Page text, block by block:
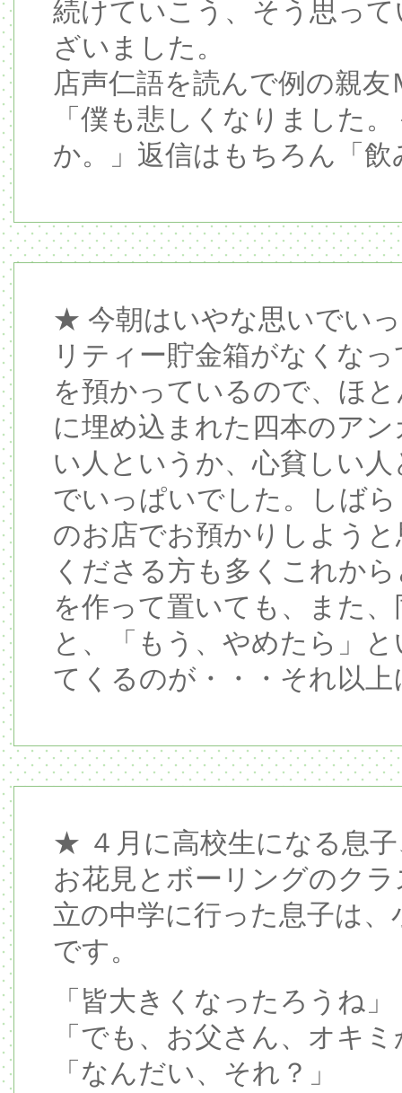
続けていこう、そう思っ
ざいました。
店声仁語を読んで例の親
「僕も悲しくなりました
か。」返信はもちろん「
★ 今朝はいやな思いでい
リティー貯金箱がなくな
を預かっているので、ほ
に埋め込まれた四本のア
い人というか、心貧しい
でいっぱいでした。しば
のお店でお預かりしよう
くださる方も多くこれか
を作って置いても、また
と、「もう、やめたら」
てくるのが・・・それ以
★ ４月に高校生になる息
お花見とボーリングのク
立の中学に行った息子は
です。
「皆大きくなったろうね」
「でも、お父さん、オキ
「なんだい、それ？」